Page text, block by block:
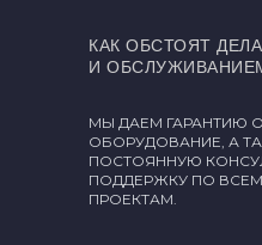
МЫ ДАЕМ ГАРАНТИЮ
ОБОРУДОВАНИЕ, А
ПОСТОЯННУЮ
ПОДДЕРЖКУ ПО
ПРОЕКТАМ.
КАК ОБСТОЯТ
И